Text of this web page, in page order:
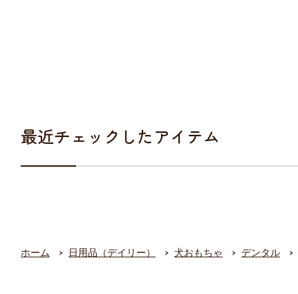
最近チェックしたアイテム
ホーム 日用品（デイリー） 犬おもちゃ デンタル